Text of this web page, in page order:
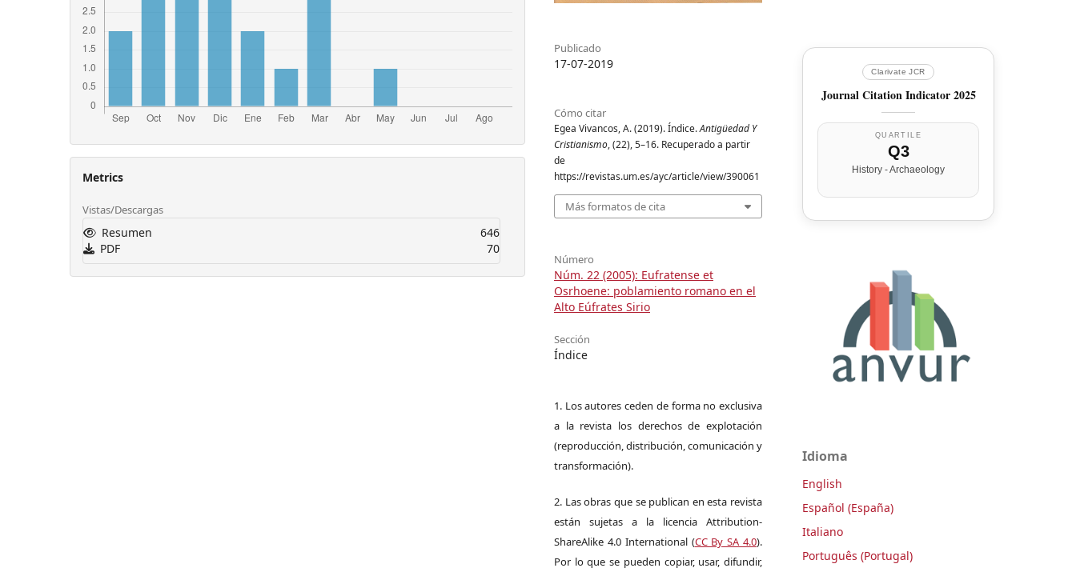
Metrics
Vistas/Descargas
Resumen
646
PDF
70
Publicado
17-07-2019
Cómo citar
Egea Vivancos, A. (2019). Índice.Antigüedad Y
Cristianismo, (22), 5–16. Recuperado a partir
de
https://revistas.um.es/ayc/article/view/390061
Más formatos de cita
Número
Núm. 22 (2005): Eufratense et
Osrhoene: poblamiento romano en el
Alto Eúfrates Sirio
Sección
Índice
1. Los autores ceden de forma no exclusiva
a la revista los derechos de explotación
(reproducción, distribución, comunicación y
transformación).
2. Las obras que se publican en esta revista
están sujetas a la licencia Attribution-
ShareAlike 4.0 International (CC By SA 4.0).
Por lo que se pueden copiar, usar, difundir,
Clarivate JCR
Journal Citation Indicator 2025
QUARTILE
Q3
History - Archaeology
Idioma
English
Español (España)
Italiano
Português (Portugal)